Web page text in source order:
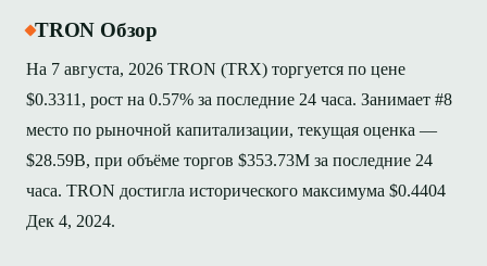
TRON Обзор
На 7 августа, 2026 TRON (TRX) торгуется по цене
$0.3311, рост на 0.57% за последние 24 часа. Занимает #8
место по рыночной капитализации, текущая оценка —
$28.59B, при объёме торгов $353.73M за последние 24
часа. TRON достигла исторического максимума $0.4404
Дек 4, 2024.